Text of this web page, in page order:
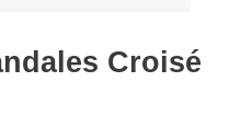
Croisé